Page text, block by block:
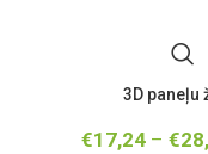
3D paneļu
€17,24– €